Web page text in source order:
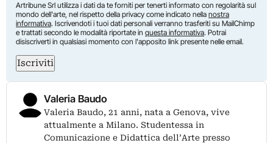
Artribune Srl utilizza i dati da te forniti per tenerti informato con regolarità sul
mondo dell'arte, nel rispetto della privacy come indicato nella nostra
informativa. Iscrivendoti i tuoi dati personali verranno trasferiti su MailChimp
e trattati secondo le modalità riportate in questa informativa. Potrai
disiscriverti in qualsiasi momento con l'apposito link presente nelle email.
Iscriviti
Valeria Baudo
Valeria Baudo, 21 anni, nata a Genova, vive
attualmente a Milano. Studentessa in
Comunicazione e Didattica dell’Arte presso